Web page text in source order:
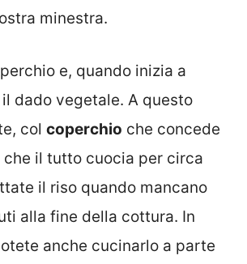
minestra.
e, quando inizia a
dado vegetale. A questo
col coperchio che concede
che il tutto cuocia per circa
il riso quando mancano
alla fine della cottura. In
anche cucinarlo a parte